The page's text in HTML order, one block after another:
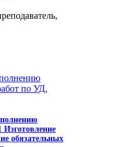
по УД,
Изготовление
обязательных